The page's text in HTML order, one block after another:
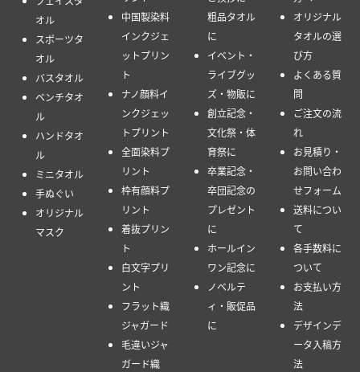
オル
スポーツタ
オル
バスタオル
ベンチタオ
ル
ハンドタオ
ル
ミニタオル
手ぬぐい
オリジナル
マスク
中国製染料
インクジェ
ットプリン
ト
ナノ顔料イ
ンクジェッ
トプリント
全面染料プ
リント
枠有顔料プ
リント
着抜プリン
ト
白文字プリ
ント
フラット織
ジャガード
毛違いジャ
ガード織
粗品タオル
に
イベント・
ライブグッ
ズ・物販に
創立記念・
文化祭・体
育祭に
卒業記念・
卒団記念の
プレゼント
に
ホールイン
ワン記念に
ノベルテ
ィ・販促品
に
オリジナル
タオルの選
び方
よくある質
問
ご注文の流
れ
お見積り・
お問い合わ
せフォーム
送料につい
て
各手数料に
ついて
お支払い方
法
デザインデ
ータ入稿方
法